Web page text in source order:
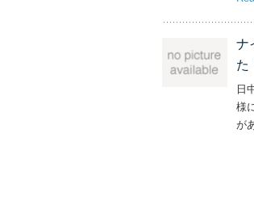
ナ
た
日
様
が